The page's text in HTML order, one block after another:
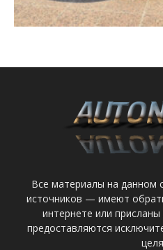
Все материалы на данном
источников — имеют
интернете или
предоставляются